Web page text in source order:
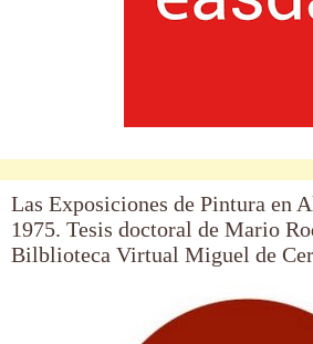
Las Exposiciones de Pintura en
1975. Tesis doctoral de Mario
Bilblioteca Virtual Miguel de